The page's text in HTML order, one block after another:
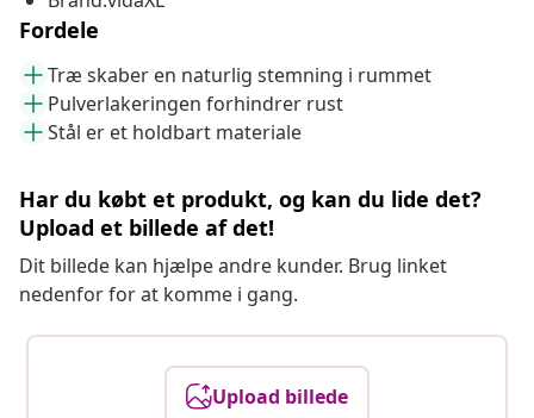
Fordele
Træ skaber en naturlig stemning i rummet
Pulverlakeringen forhindrer rust
Stål er et holdbart materiale
Har du købt et produkt, og kan du lide det?
Upload et billede af det!
Dit billede kan hjælpe andre kunder. Brug linket
nedenfor for at komme i gang.
Upload billede